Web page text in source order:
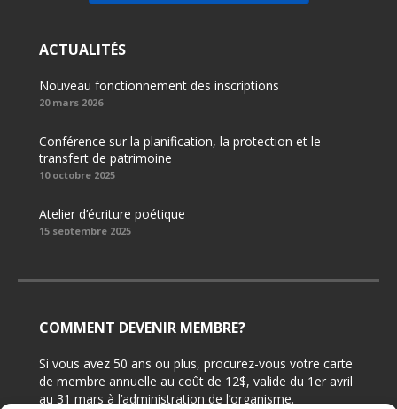
ACTUALITÉS
Nouveau fonctionnement des inscriptions
20 mars 2026
Conférence sur la planification, la protection et le
transfert de patrimoine
10 octobre 2025
Atelier d’écriture poétique
15 septembre 2025
COMMENT DEVENIR MEMBRE?
Si vous avez 50 ans ou plus, procurez-vous votre carte
de membre annuelle au coût de 12$, valide du 1er avril
au 31 mars à l’administration de l’organisme.